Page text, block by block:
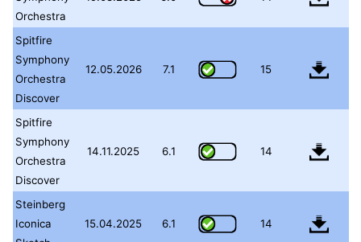
Orchestra
Spitfire
Symphony
Orchestra
Discover
12.05.2026 7.1 15
Spitfire
Symphony
Orchestra
Discover
14.11.2025 6.1 14
Steinberg
Iconica
15.04.2025 6.1 14